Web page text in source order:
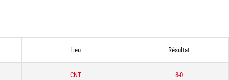
Lieu Résultat
CNT 8-0